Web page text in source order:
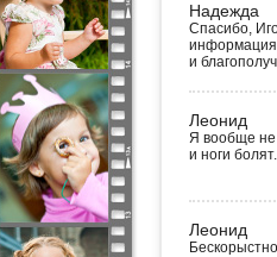
Надежда
Спасибо,
информация
и
Леонид
Я вообще не
и ноги
Леонид